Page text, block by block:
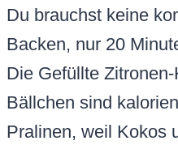
Du brauchst keine
Backen, nur 20
Die Gefüllte
Bällchen sind
Pralinen, weil Kokos